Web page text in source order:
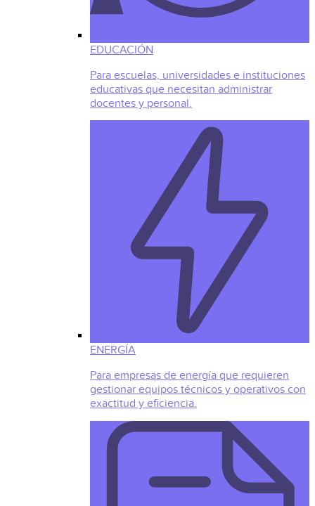
EDUCACIÓN
Para escuelas, universidades e instituciones
educativas que necesitan administrar
docentes y personal.
ENERGÍA
Para empresas de energía que requieren
gestionar equipos técnicos y operativos con
exactitud y eficiencia.